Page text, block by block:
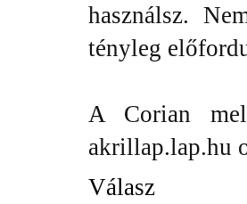
használsz.
tényleg
A Corian
akrillap.lap.hu
Válasz